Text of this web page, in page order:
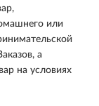
или
а
на условиях